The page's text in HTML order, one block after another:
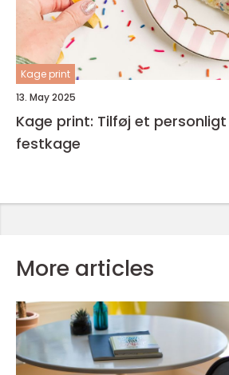
Kage print
13. May 2025
Kage print: Tilføj et
festkage
More articles